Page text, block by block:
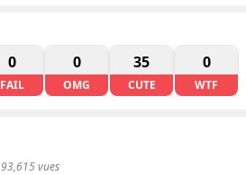
0
FAIL
0
OMG
35
CUTE
0
WTF
93,615 vues